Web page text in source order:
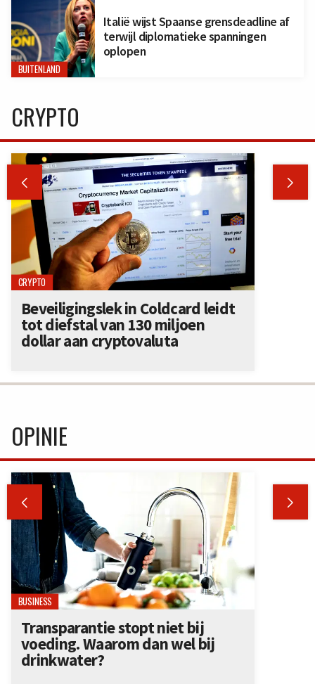
BUITENLAND
Italië wijst Spaanse grensdeadline af
terwijl diplomatieke spanningen
oplopen
CRYPTO
 
CRYPTO
Beveiligingslek in Coldcard leidt
tot diefstal van 130 miljoen
dollar aan cryptovaluta
OPINIE
 
BUSINESS
Transparantie stopt niet bij
voeding. Waarom dan wel bij
drinkwater?